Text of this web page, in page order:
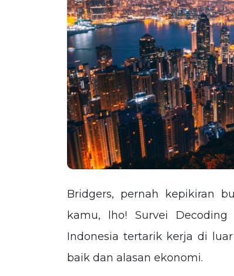
Bridgers, pernah kepikiran
kamu, lho! Survei
Indonesia tertarik kerja di
baik dan alasan ekonomi.